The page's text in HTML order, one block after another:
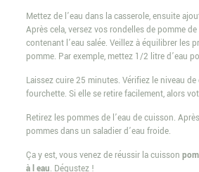
Mettez de l’eau dans la casserole, ensuite
Après cela, versez vos rondelles de pomme
contenant l’eau salée. Veillez à équilibrer les
pomme. Par exemple, mettez 1/2 litre d’eau
Laissez cuire 25 minutes. Vérifiez le niveau de
fourchette. Si elle se retire facilement, alors
Retirez les pommes de l’eau de cuisson.
pommes dans un saladier d’eau froide.
Ça y est, vous venez de réussir la cuisson
à l eau. Dégustez !